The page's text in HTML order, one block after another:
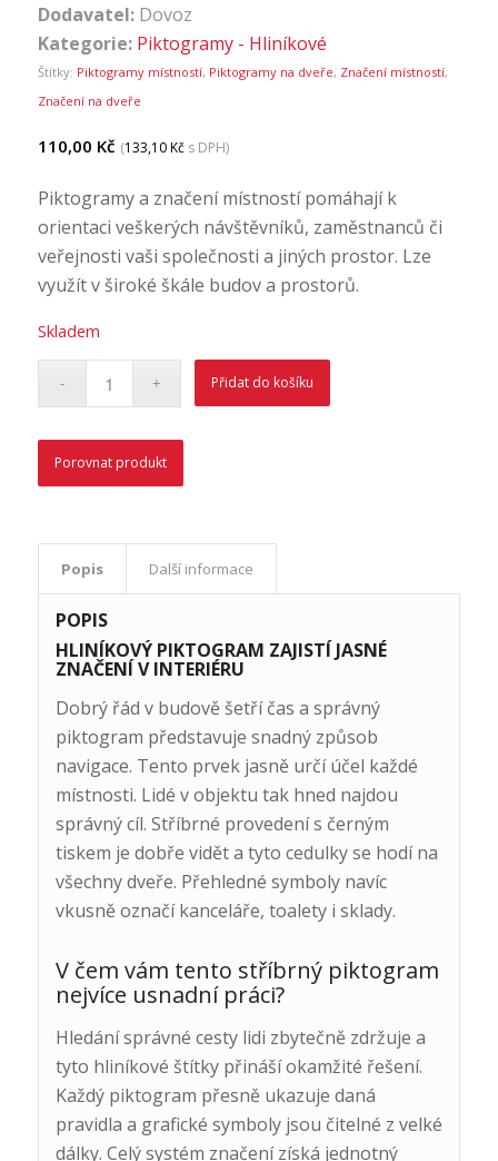
Dodavatel: Dovoz
Kategorie: Piktogramy - Hliníkové
Štítky: Piktogramy místností, Piktogramy na dveře, Značení místností,
Značení na dveře
110,00 Kč (133,10Kčs DPH)
Piktogramy a značení místností pomáhají k
orientaci veškerých návštěvníků, zaměstnanců či
veřejnosti vaši společnosti a jiných prostor. Lze
využít v široké škále budov a prostorů.
Skladem
Přidat do košíku
Porovnat produkt
Popis Další informace
POPIS
HLINÍKOVÝ PIKTOGRAM ZAJISTÍ JASNÉ
ZNAČENÍ V INTERIÉRU
Dobrý řád v budově šetří čas a správný
piktogram představuje snadný způsob
navigace. Tento prvek jasně určí účel každé
místnosti. Lidé v objektu tak hned najdou
správný cíl. Stříbrné provedení s černým
tiskem je dobře vidět a tyto cedulky se hodí na
všechny dveře. Přehledné symboly navíc
vkusně označí kanceláře, toalety i sklady.
V čem vám tento stříbrný piktogram
nejvíce usnadní práci?
Hledání správné cesty lidi zbytečně zdržuje a
tyto hliníkové štítky přináší okamžité řešení.
Každý piktogram přesně ukazuje daná
pravidla a grafické symboly jsou čitelné z velké
dálky. Celý systém značení získá jednotný